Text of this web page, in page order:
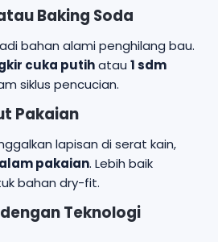
Baking Soda
bahan alami penghilang bau.
cuka putihatau 1 sdm
siklus pencucian.
Pakaian
lapisan di serat kain,
pakaian. Lebih baik
bahan dry-fit.
Teknologi